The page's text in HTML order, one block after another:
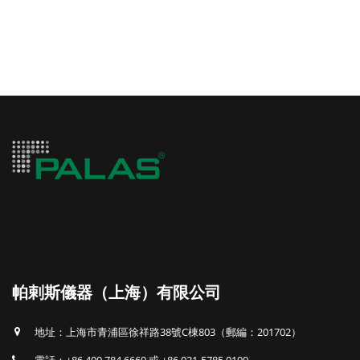
帕剌斯儀器（上海）有限公司
地址：上海市青浦區徐祥路38號C棟803（郵編：201702）